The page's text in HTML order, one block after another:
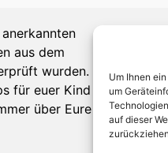
Um Ihnen
um
auf dieser
aus dem
wurden. Da
für euer Kind und
über Eure